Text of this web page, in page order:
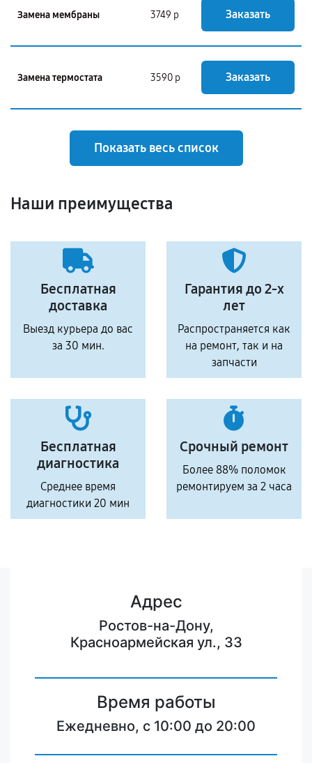
Замена мембраны 3749 р Заказать
Замена термостата 3590 р Заказать
Показать весь список
Наши преимущества
Бесплатная
доставка
Выезд курьера до вас
за 30 мин.
Гарантия до 2-х
лет
Распространяется как
на ремонт, так и на
запчасти
Бесплатная
диагностика
Среднее время
диагностики 20 мин
Срочный ремонт
Более 88% поломок
ремонтируем за 2 часа
Адрес
Ростов-на-Дону,
Красноармейская ул., 33
Время работы
Ежедневно, с 10:00 до 20:00